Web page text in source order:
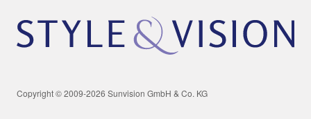
Copyright © 2009-2026 Sunvision GmbH & Co. KG